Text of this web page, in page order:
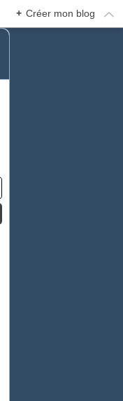
+ Créer mon blog